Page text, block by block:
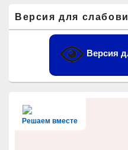
основной
боковой
Версия для
Версия
Решаем вместе